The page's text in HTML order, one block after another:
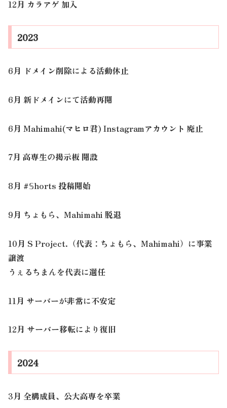
12月 カラアゲ 加入
2023
6月 ドメイン削除による活動休止
6月 新ドメインにて活動再開
6月 Mahimahi(マヒロ君) Instagramアカウント 廃止
7月 高専生の掲示板 開設
8月 #𝕊horts 投稿開始
9月 ちょもら、Mahimahi 脱退
10月 S Project.（代表：ちょもら、Mahimahi）に事業
譲渡
うぇるちまんを代表に選任
11月 サーバーが非常に不安定
12月 サーバー移転により復旧
2024
3月 全構成員、公大高専を卒業